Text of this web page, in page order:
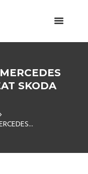
SKODA